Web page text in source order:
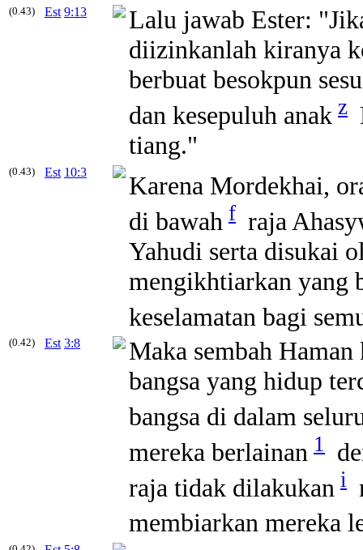
(0.43) Est 9:13
Lalu jawab Ester:
diizinkanlah kiranya
berbuat besokpun
dan kesepuluh anak z
tiang."
(0.43) Est 10:3
Karena Mordekhai,
di bawah f raja
Yahudi serta disukai
mengikhtiarkan yang
keselamatan bagi
(0.42) Est 3:8
Maka sembah
bangsa yang hidup
bangsa di dalam
mereka berlainan 1
raja tidak dilakukan i
membiarkan mereka